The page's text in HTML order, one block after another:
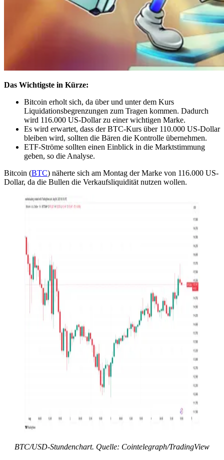
Das Wichtigste in Kürze:
Bitcoin erholt sich, da über und unter dem Kurs
Liquidationsbegrenzungen zum Tragen kommen. Dadurch
wird 116.000 US-Dollar zu einer wichtigen Marke.
Es wird erwartet, dass der BTC-Kurs über 110.000 US-Dollar
bleiben wird, sollten die Bären die Kontrolle übernehmen.
ETF-Ströme sollten einen Einblick in die Marktstimmung
geben, so die Analyse.
Bitcoin (BTC) näherte sich am Montag der Marke von 116.000 US-
Dollar, da die Bullen die Verkaufsliquidität nutzen wollen.
BTC/USD-Stundenchart. Quelle: Cointelegraph/TradingView